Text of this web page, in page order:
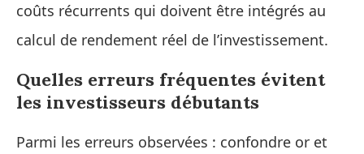
coûts récurrents qui doivent être intégrés au
calcul de rendement réel de l’investissement.
Quelles erreurs fréquentes évitent
les investisseurs débutants
Parmi les erreurs observées : confondre or et